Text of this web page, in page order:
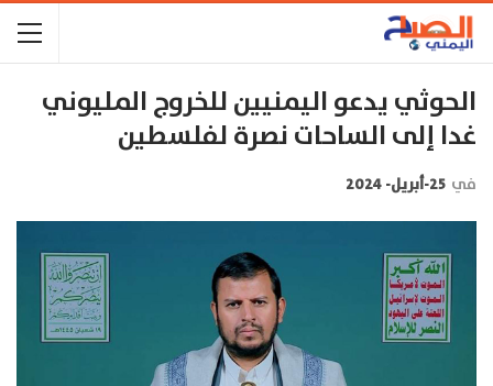
الحوثي يدعو اليمنيين للخروج المليوني
غدا إلى الساحات نصرة لفلسطين
في 25-أبريل- 2024